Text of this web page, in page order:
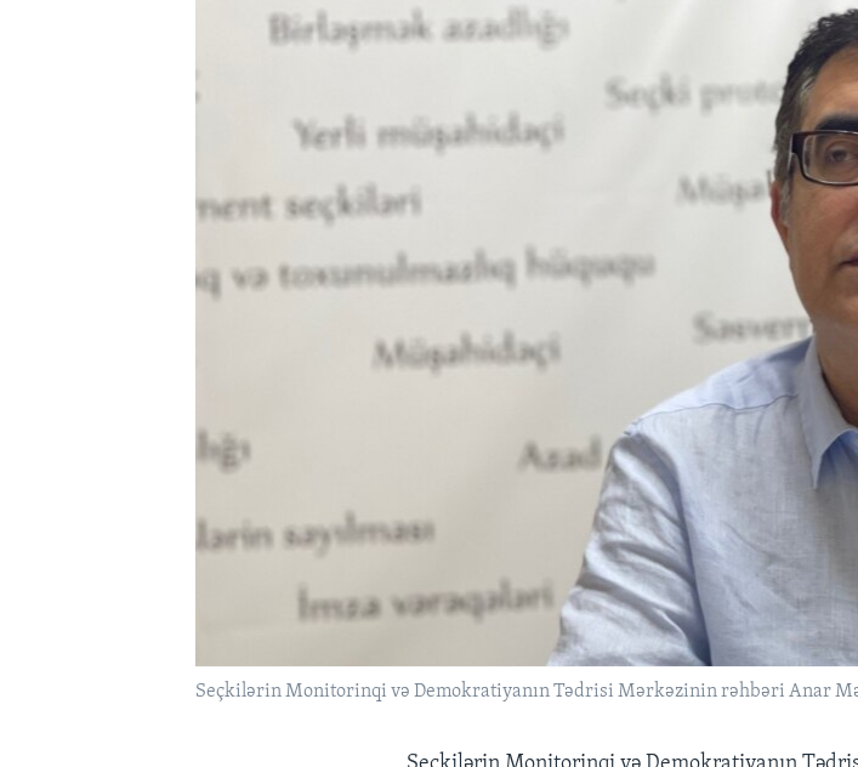
Seçkilərin Monitorinqi və Demokratiyanın Tədrisi Mərkəzinin rəhbəri Anar